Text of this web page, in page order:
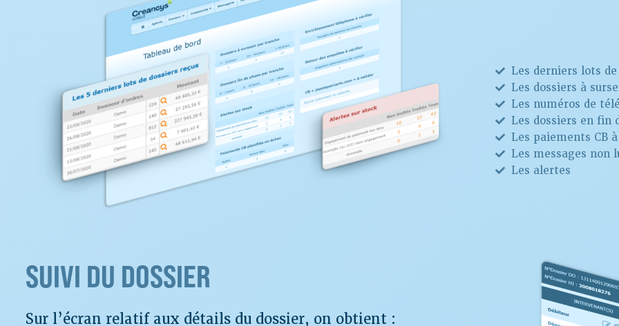
Les derniers lots
Les dossiers à
Les numéros de
Les dossiers en fin
Les paiements CB
Les messages non
Les alertes
SUIVI DU DOSSIER
Sur l’écran relatif aux détails du dossier, on obtient :